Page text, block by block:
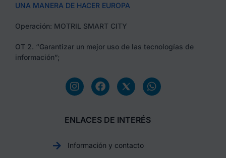
UNA MANERA DE HACER EUROPA
Operación: MOTRIL SMART CITY
OT 2. “Garantizar un mejor uso de las tecnologías de
información”;
ENLACES DE INTERÉS
Información y contacto